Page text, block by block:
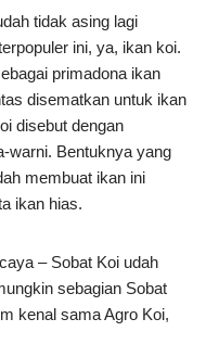
tidak asing lagi
ini, ya, ikan koi.
primadona ikan
disematkan untuk ikan
disebut dengan
warni. Bentuknya yang
membuat ikan ini
ikan hias.
– Sobat Koi udah
sebagian Sobat
kenal sama Agro Koi,